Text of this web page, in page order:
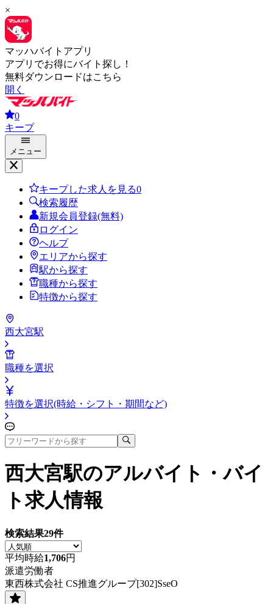
×
マッハバイトアプリ
アプリでお得にバイト探し！
無料ダウンロードはこちら
開く
0
キープ
メニュー
キープした求人を見る0
検索履歴
新規会員登録(無料)
ログイン
ヘルプ
エリアから探す
駅から探す
職種から探す
特徴から探す
西大宮駅
職種を選択
特徴を選択(時給・シフト・期間など)
西大宮駅のアルバイト・バイ
ト求人情報
検索結果29件
平均時給1,706円
派遣労働者
東西株式会社 CS推進グループ[302]SseO